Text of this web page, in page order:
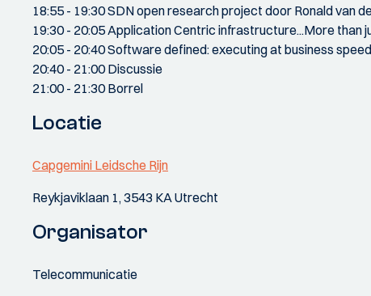
18:55 - 19:30 SDN open research project door Ronald van
19:30 - 20:05 Application Centric infrastructure...More than
20:05 - 20:40 Software defined: executing at business
20:40 - 21:00 Discussie
21:00 - 21:30 Borrel
Locatie
Capgemini Leidsche Rijn
Reykjaviklaan 1, 3543 KA Utrecht
Organisator
Telecommunicatie